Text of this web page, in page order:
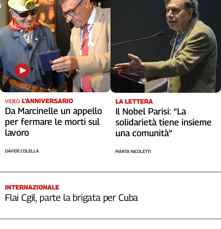
VIDEO L'ANNIVERSARIO
Da Marcinelle un appello
per fermare le morti sul
lavoro
DAVIDE COLELLA
LA LETTERA
Il Nobel Parisi: “La
solidarietà tiene insieme
una comunità”
MARTA NICOLETTI
INTERNAZIONALE
Flai Cgil, parte la brigata per Cuba